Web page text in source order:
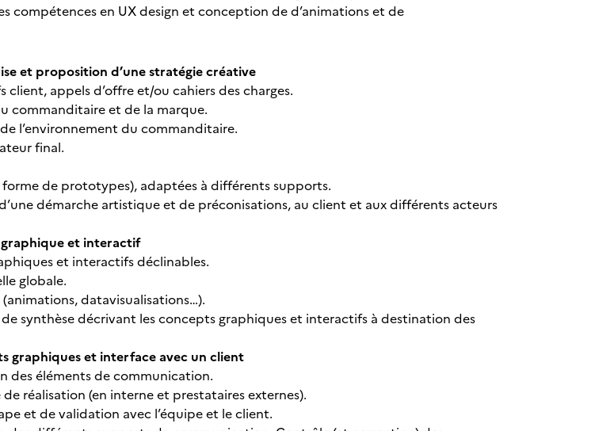
compétences en UX design et conception de d’animations et de
et proposition d’une stratégie créative
appels d’offre et/ou cahiers des charges.
commanditaire et de la marque.
l’environnement du commanditaire.
final.
forme de prototypes), adaptées à différents supports.
démarche artistique et de préconisations, au client et aux différents acteurs
et interactif
et interactifs déclinables.
globale.
datavisualisations…).
synthèse décrivant les concepts graphiques et interactifs à destination des
graphiques et interface avec un client
des éléments de communication.
réalisation (en interne et prestataires externes).
et de validation avec l’équipe et le client.